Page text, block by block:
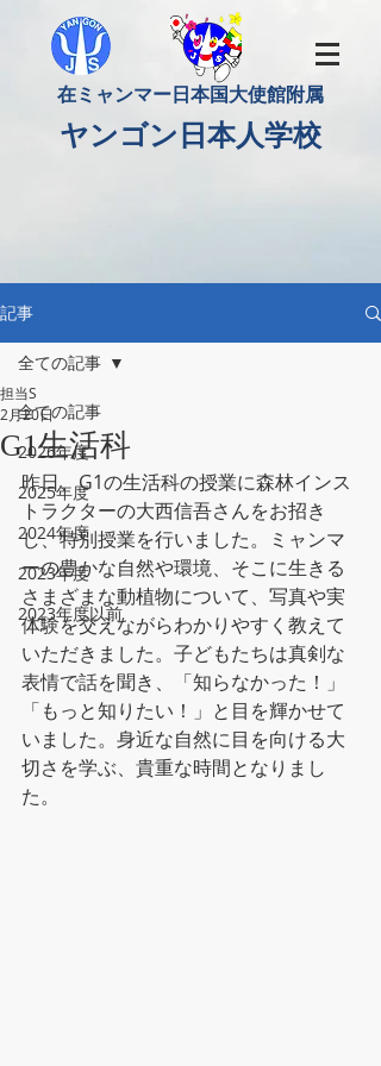
​在ミャンマー日本国大使館附属
​ヤンゴン日本人学校
記事
全ての記事
2026年度
2025年度
2024年度
2023年度
2023年度以前
全ての記事
G1生活科
担当S
2月20日
昨日、G1の生活科の授業に森林インス
トラクターの大西信吾さんをお招き
し、特別授業を行いました。ミャンマ
ーの豊かな自然や環境、そこに生きる
さまざまな動植物について、写真や実
体験を交えながらわかりやすく教えて
いただきました。子どもたちは真剣な
表情で話を聞き、「知らなかった！」
「もっと知りたい！」と目を輝かせて
いました。身近な自然に目を向ける大
切さを学ぶ、貴重な時間となりまし
た。